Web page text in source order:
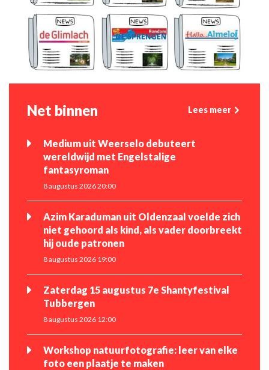
Net binnen Lees meer
Medium uit Weerselo debuteert
wereldwijd met Engelstalige
fantasyroman
8 augustus 2026 20:00
Azim Karaduman uit Oldenzaal voelde zich
niet gehoord als kind, als vader doorbreekt
hij oude patronen
8 augustus 2026 19:00
Zaterdag 15 augustus 7e Shantyfestival
Tubbergen
8 augustus 2026 12:00
Workshop natuurfotografie: leer van elke
foto een plaatje te maken